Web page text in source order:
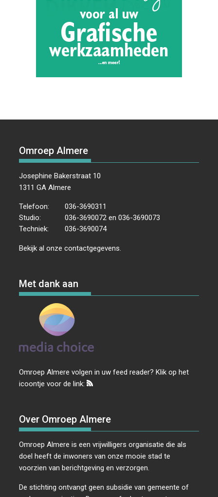
Omroep Almere
Josephine Bakerstraat 10
1311 GA Almere
Telefoon:
036-3690311
Studio:
036-3690072 en 036-3690073
Techniek:
036-3690074
Bekijk al onzecontactgegevens
Met dank aan
Omroep Almere volgen in uw feed reader? Klik op het
icoontje voor de link:
Over Omroep Almere
Omroep Almere is een vrijwilligers organisatie die als
doel heeft de inwoners van onze mooie stad te
voorzien van berichtgeving en verzorgen.
De stichting ontvangt geen subsidie van gemeente of